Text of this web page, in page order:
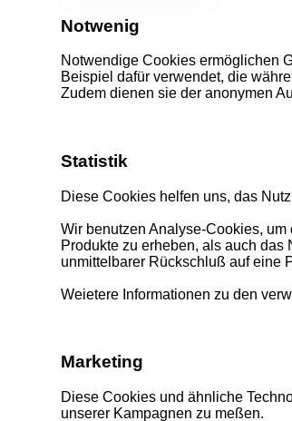
Notwenig
Notwendige Cookies ermöglichen
Beispiel dafür verwendet, die
Zudem dienen sie der anonymen
Statistik
Diese Cookies helfen uns, das
Wir benutzen Analyse-Cookies,
Produkte zu erheben, als auch
unmittelbarer Rückschluß auf eine
Weietere Informationen zu den
Marketing
Diese Cookies und ähnliche
unserer Kampagnen zu meßen.